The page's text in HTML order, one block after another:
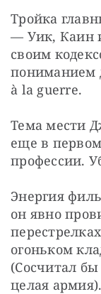
Тройка
— Уик, Каин
своим
пониманием
à la guerre.
Тема мести
еще в
профессии.
Энергия
он явно
огоньком
(Сосчитал
целая армия).